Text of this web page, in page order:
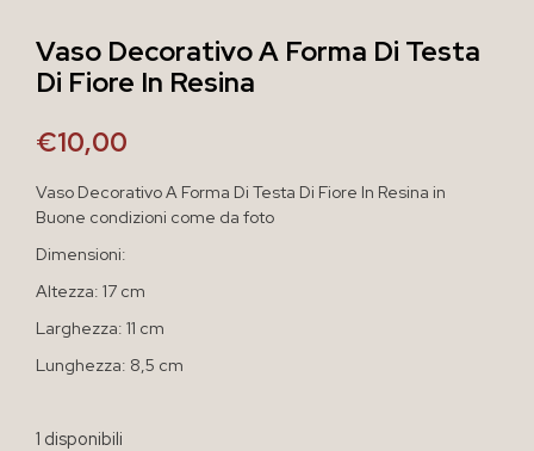
Vaso Decorativo A Forma Di Testa
Di Fiore In Resina
€10,00
Vaso Decorativo A Forma Di Testa Di Fiore In Resina in
Buone condizioni come da foto
Dimensioni:
Altezza: 17 cm
Larghezza: 11 cm
Lunghezza: 8,5 cm
1 disponibili